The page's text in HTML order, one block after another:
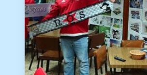
N
Ó
S